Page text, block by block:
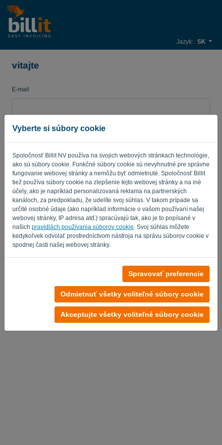
Vyberte si súbory cookie
Spoločnosť Billit NV používa na svojich webových stránkach technológie,
ako sú súbory cookie. Funkčné súbory cookie sú nevyhnutné pre správne
fungovanie webovej stránky a nemôžu byť odmietnuté. Spoločnosť Billit
tiež používa súbory cookie na zlepšenie tejto webovej stránky a na iné
účely, ako je napríklad personalizovaná reklama na partnerských
kanáloch, za predpokladu, že udelíte svoj súhlas. V takom prípade sa
určité osobné údaje (ako napríklad informácie o vašom používaní našej
webovej stránky, IP adresa atď.) spracúvajú tak, ako je to popísané v
našich pravidlách používania súborov cookie . Svoj súhlas môžete
kedykoľvek odvolať prostredníctvom nástroja na správu súborov cookie v
spodnej časti našej webovej stránky.
Spravovať preferencie
Odmietnuť všetky voliteľné súbory cookie
Akceptujte všetky voliteľné súbory cookie
Jazyk: SK
vitajte
E-mail
Heslo
Pripomínajte mi Zabudnuté heslo?
PRIHLÁSIŤ SA
Vyskúšajte teraz zadarmo
Zásady ochrany osobných údajov-Obchodné podmienky